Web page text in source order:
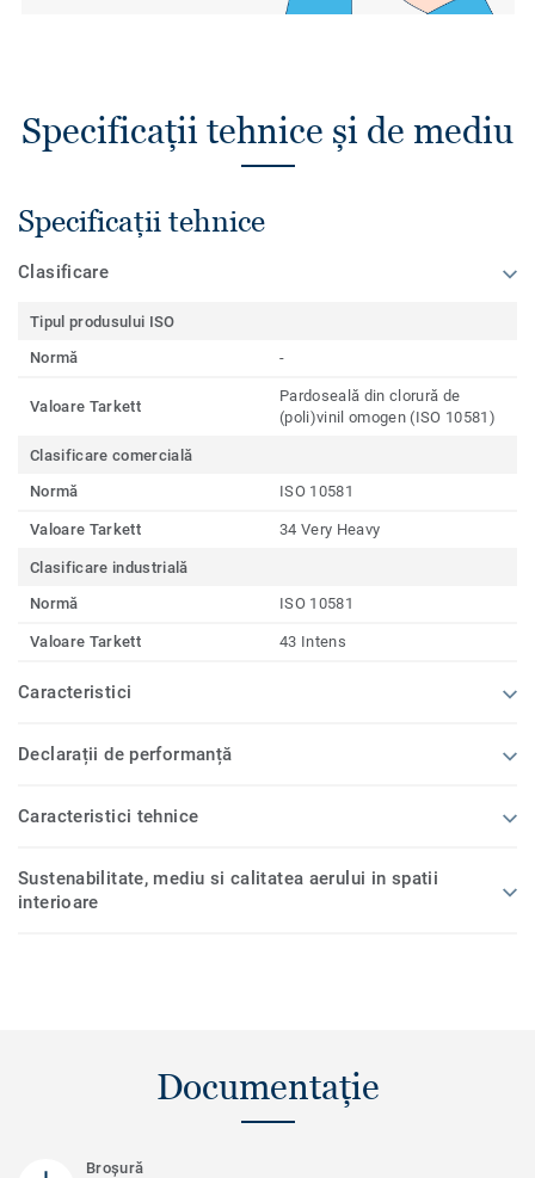
Specificații tehnice și de mediu
Specificații tehnice
Clasificare
Tipul produsului ISO
Normă
-
Valoare Tarkett
Pardoseală din clorură de
(poli)vinil omogen (ISO 10581)
Clasificare comercială
Normă
ISO 10581
Valoare Tarkett 34 Very Heavy
Clasificare industrială
Normă
ISO 10581
Valoare Tarkett 43 Intens
Caracteristici
Declarații de performanță
Caracteristici tehnice
Sustenabilitate, mediu si calitatea aerului in spatii
interioare
Documentație
Broșură